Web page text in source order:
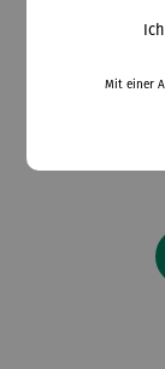
Mit einer